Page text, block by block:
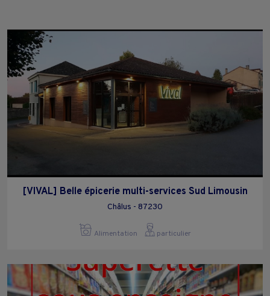
[VIVAL] Belle épicerie multi-services Sud Limousin
Châlus - 87230
Alimentation particulier